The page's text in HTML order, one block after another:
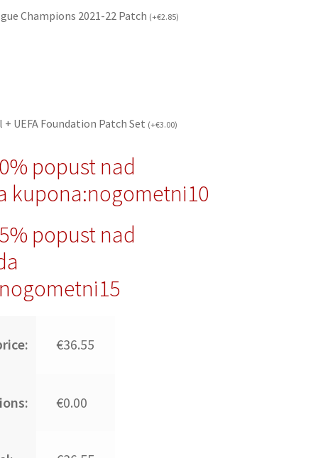
Champions 2021-22 Patch (+€2.85)
+ UEFA Foundation Patch Set (+€3.00)
popust nad
kupona:nogometni10
popust nad
€36.55
€0.00